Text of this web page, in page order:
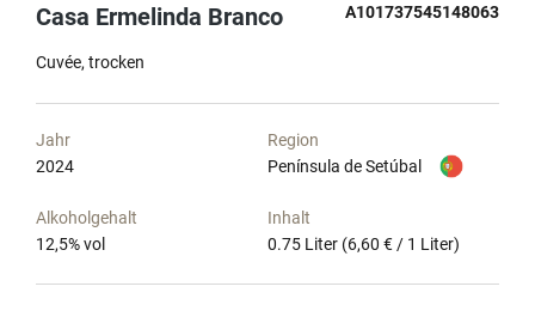
Casa Ermelinda Branco A101737545148063
Cuvée trocken
Jahr
2024
Region
Península de Setúbal
Alkoholgehalt
12,5% vol
Inhalt
0.75 Liter (6,60 € / 1 Liter)